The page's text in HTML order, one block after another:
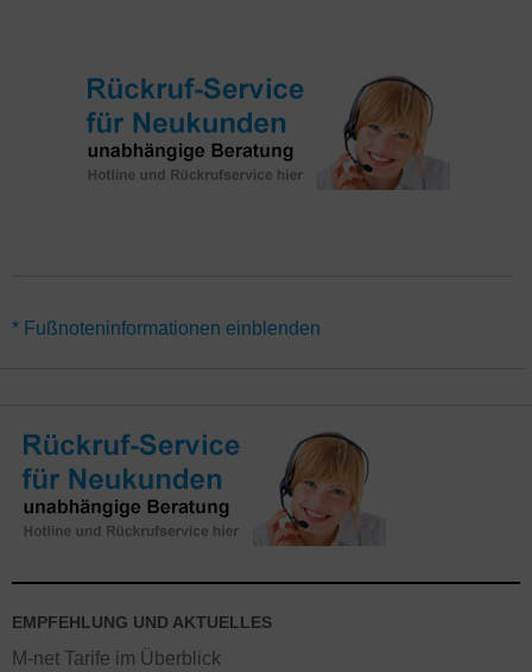
*Für alle Aktionen gilt eine Mindestvertragslaufzeit von 24
München, Augsburg, Erlangen und Würzburg. In den restlichen
Orten des M-net Ausbaugebietes gilt teilweise ein abweichender
Regio-Preis. Alle Neukunden-Aktionen mit Rabatten gelten nur,
wenn in den letzten 6 Monaten kein M-net Anschluss vorhanden
* Fußnoteninformationen einblenden
EMPFEHLUNG UND AKTUELLES
M-net Tarife im Überblick